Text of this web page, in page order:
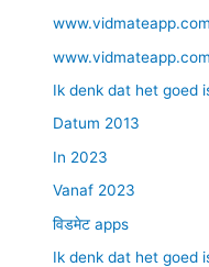
www.vidmateapp.com
www.vidmateapp.com
Ik denk dat het goed
Datum 2013
In 2023
Vanaf 2023
विडमेट apps
Ik denk dat het goed